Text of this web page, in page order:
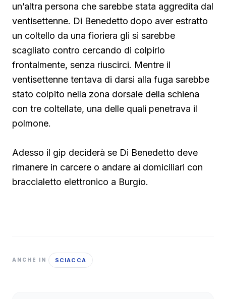
un’altra persona che sarebbe stata aggredita dal
ventisettenne. Di Benedetto dopo aver estratto
un coltello da una fioriera gli si sarebbe
scagliato contro cercando di colpirlo
frontalmente, senza riuscirci. Mentre il
ventisettenne tentava di darsi alla fuga sarebbe
stato colpito nella zona dorsale della schiena
con tre coltellate, una delle quali penetrava il
polmone.
Adesso il gip deciderà se Di Benedetto deve
rimanere in carcere o andare ai domiciliari con
braccialetto elettronico a Burgio.
ANCHE IN SCIACCA